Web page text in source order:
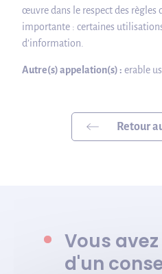
œuvre dans le respect des règles
importante : certaines
d’information.
Autre(s) appelation(s) : erable us
Retour
Vous
d'un